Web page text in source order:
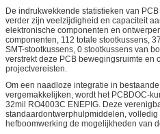
De indrukwekkende statistieken van
verder zijn veelzijdigheid en capaciteit
elektronische componenten en
componenten, 112 totale stootkussens,
SMT-stootkussens, 0 stootkussens van
verstrekt deze PCB bewegingsruimte en
projectvereisten.
Om een naadloze integratie in
vergemakkelijken, wordt het PCBDOC-
32mil RO4003C ENEPIG. Deze
standaardontwerphulpmiddelen,
hefboomwerking de mogelijkheden van